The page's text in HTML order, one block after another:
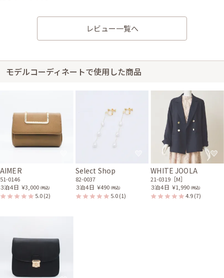
身長160cm【SS〜S (現在妊娠６ヶ月)】
サイズはやや大きくて、丈はひざ下でした。マタニティとして大活躍でし
た!中に着込むこともできて、友人にも可愛いと言われました。
レビュー一覧へ
モデルコーディネートで使用した商品
AIMER
51-0146
３泊４日 ￥3,000 (税込)
5.0(2)
Select Shop
82-0037
３泊４日 ￥490 (税込)
5.0(1)
WHITE JOOLA
21-0319［M］
３泊４日 ￥1,990 (税込)
4.9(7)